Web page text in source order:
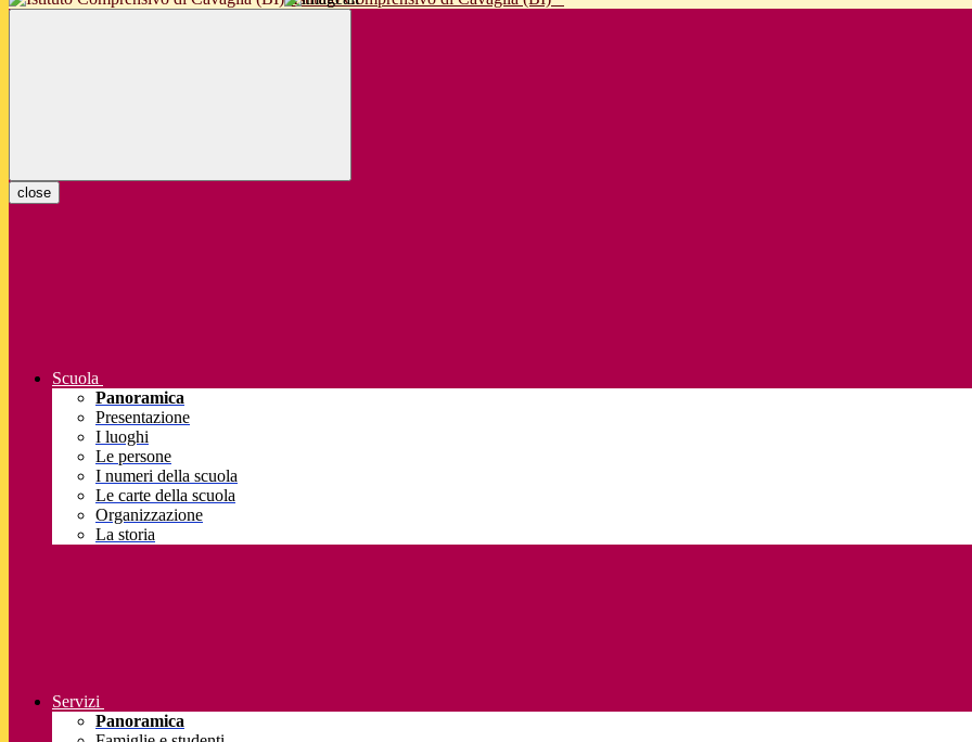
close
Scuola
Panoramica
Presentazione
I luoghi
Le persone
I numeri della scuola
Le carte della scuola
Organizzazione
La storia
Servizi
Panoramica